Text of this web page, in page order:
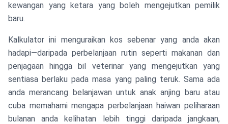
kewangan yang ketara yang boleh mengejutkan pemilik
baru.
Kalkulator ini menguraikan kos sebenar yang anda akan
hadapi—daripada perbelanjaan rutin seperti makanan dan
penjagaan hingga bil veterinar yang mengejutkan yang
sentiasa berlaku pada masa yang paling teruk. Sama ada
anda merancang belanjawan untuk anak anjing baru atau
cuba memahami mengapa perbelanjaan haiwan peliharaan
bulanan anda kelihatan lebih tinggi daripada jangkaan,